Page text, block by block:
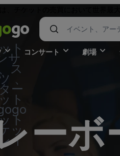
ト
サ
ス
、
ー
ト
ト
ッ
イ
コンサート 劇場
ーボ